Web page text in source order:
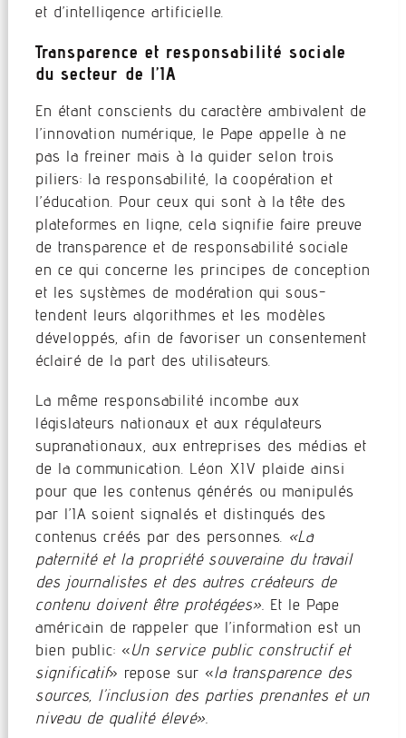
et d’intelligence artificielle.
Transparence et responsabilité sociale
du secteur de l’IA
En étant conscients du caractère ambivalent de
l’innovation numérique, le Pape appelle à ne
pas la freiner mais à la guider selon trois
piliers: la responsabilité, la coopération et
l’éducation. Pour ceux qui sont à la tête des
plateformes en ligne, cela signifie faire preuve
de transparence et de responsabilité sociale
en ce qui concerne les principes de conception
et les systèmes de modération qui sous-
tendent leurs algorithmes et les modèles
développés, afin de favoriser un consentement
éclairé de la part des utilisateurs.
La même responsabilité incombe aux
législateurs nationaux et aux régulateurs
supranationaux, aux entreprises des médias et
de la communication. Léon XIV plaide ainsi
pour que les contenus générés ou manipulés
par l’IA soient signalés et distingués des
contenus créés par des personnes. «La
paternité et la propriété souveraine du travail
des journalistes et des autres créateurs de
contenu doivent être protégées». Et le Pape
américain de rappeler que l’information est un
bien public: «Un service public constructif et
significatif» repose sur «la transparence des
sources, l’inclusion des parties prenantes et un
niveau de qualité élevé».